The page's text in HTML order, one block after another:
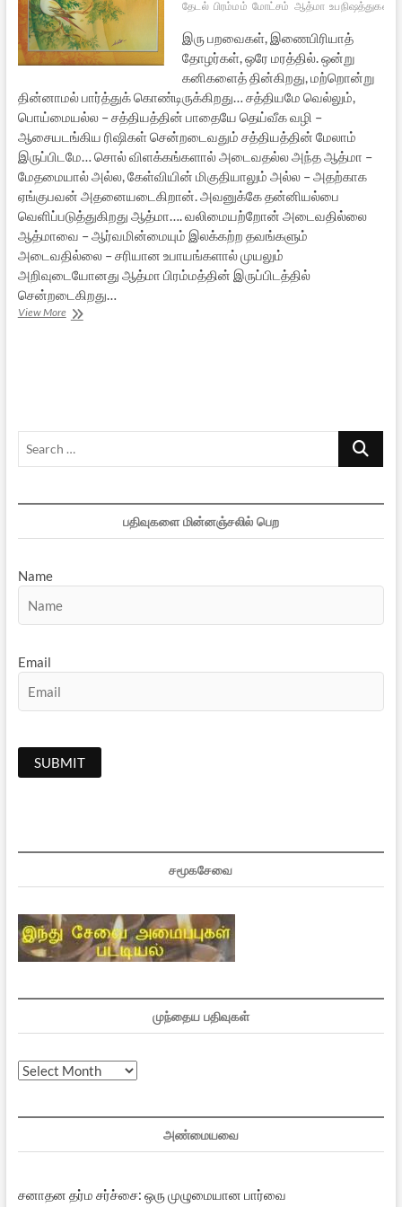
தேடல் பிரம்மம் மோட்சம் ஆத்மா உபநிஷத்துகள்
இரு பறவைகள், இணைபிரியாத்
தோழர்கள், ஒரே மரத்தில். ஒன்று
கனிகளைத் தின்கிறது, மற்றொன்று
தின்னாமல் பார்த்துக் கொண்டிருக்கிறது… சத்தியமே வெல்லும்,
பொய்மையல்ல – சத்தியத்தின் பாதையே தெய்வீக வழி –
ஆசையடங்கிய ரிஷிகள் சென்றடைவதும் சத்தியத்தின் மேலாம்
இருப்பிடமே… சொல் விளக்கங்களால் அடைவதல்ல அந்த ஆத்மா –
மேதமையால் அல்ல, கேள்வியின் மிகுதியாலும் அல்ல – அதற்காக
ஏங்குபவன் அதனையடைகிறான். அவனுக்கே தன்னியல்பை
வெளிப்படுத்துகிறது ஆத்மா…. வலிமையற்றோன் அடைவதில்லை
ஆத்மாவை – ஆர்வமின்மையும் இலக்கற்ற தவங்களும்
அடைவதில்லை – சரியான உபாயங்களால் முயலும்
அறிவுடையோனது ஆத்மா பிரம்மத்தின் இருப்பிடத்தில்
சென்றடைகிறது…
View Moreமுண்டக
Search
பதிவுகளை மின்னஞ்சலில் பெற
Name
Email
சமூகசேவை
முந்தைய பதிவுகள்
முந்தைய
அண்மையவை
சனாதன தர்ம சர்ச்சை: ஒரு முழுமையான பார்வை